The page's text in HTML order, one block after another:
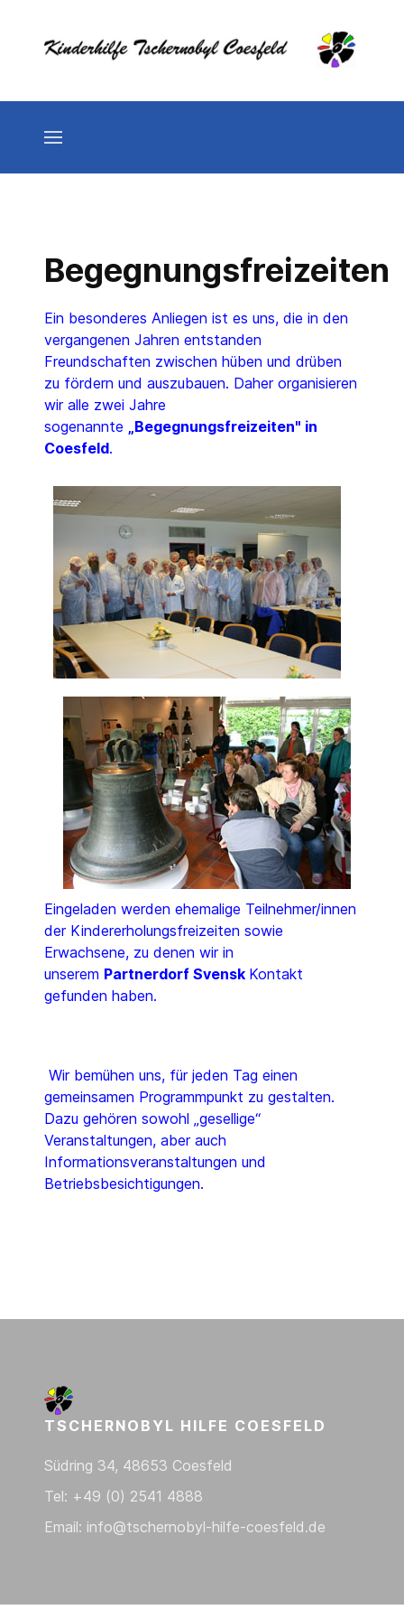
Begegnungsfreizeiten
Ein besonderes Anliegen ist es uns, die in den
vergangenen Jahren entstanden
Freundschaften zwischen hüben und drüben
zu fördern und auszubauen. Daher organisieren
wir alle zwei Jahre
sogenannte
„Begegnungsfreizeiten" in
Coesfeld.
Eingeladen werden ehemalige Teilnehmer/innen
der Kindererholungsfreizeiten sowie
Erwachsene, zu denen wir in
unserem Partnerdorf Svensk Kontakt
gefunden haben.
Wir bemühen uns, für jeden Tag einen
gemeinsamen Programmpunkt zu gestalten.
Dazu gehören sowohl „gesellige“
Veranstaltungen, aber auch
Informationsveranstaltungen und
Betriebsbesichtigungen.
TSCHERNOBYL HILFE COESFELD
Südring 34, 48653 Coesfeld
Tel: +49 (0) 2541 4888
Email: info@tschernobyl-hilfe-coesfeld.de